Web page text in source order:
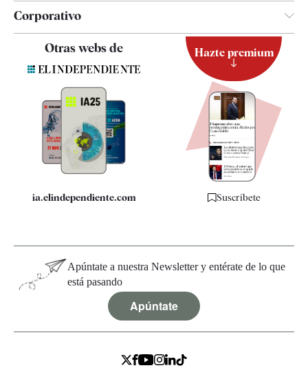
Corporativo
Contacto
Quiénes somos
Especificaciones
Otras webs de
ia.elindependiente.com
Hazte premium
Suscríbete
Apúntate a nuestra Newsletter y entérate de lo que
está pasando
Apúntate